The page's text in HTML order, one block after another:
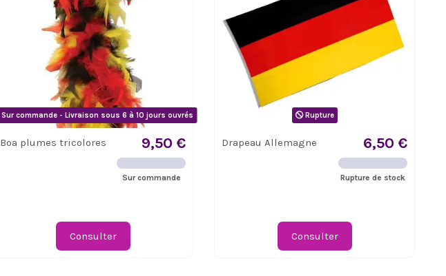
Sur commande - Livraison sous 6 à 10 jours ouvrés
Boa plumes tricolores 9,50 €
Sur commande
Consulter
Rupture
Drapeau Allemagne 6,50 €
Rupture de stock
Consulter